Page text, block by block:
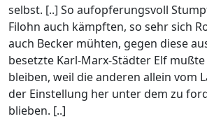
selbst. [..] So aufopferungsvoll
Filohn auch kämpften, so sehr sich
auch Becker mühten, gegen diese
besetzte Karl-Marx-Städter Elf
bleiben, weil die anderen allein vom
der Einstellung her unter dem zu
blieben. [..]